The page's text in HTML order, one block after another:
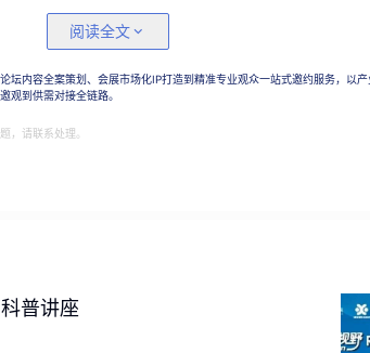
阅读全文
坛内容全案策划、会展市场化IP打造到精准专业观众一站式邀约服务，以
观到供需对接全链路。
，请联系处理。
普讲座